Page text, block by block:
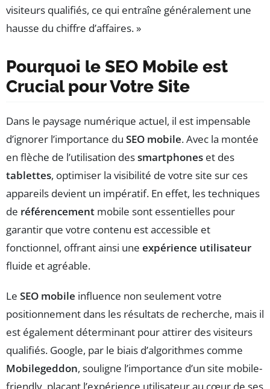
visiteurs qualifiés, ce qui entraîne généralement une
hausse du chiffre d’affaires. »
Pourquoi le SEO Mobile est
Crucial pour Votre Site
Dans le paysage numérique actuel, il est impensable
d’ignorer l’importance du SEO mobile. Avec la montée
en flèche de l’utilisation dessmartphones et des
tablettes, optimiser la visibilité de votre site sur ces
appareils devient un impératif. En effet, les techniques
de référencement mobile sont essentielles pour
garantir que votre contenu est accessible et
fonctionnel, offrant ainsi une expérience utilisateur
fluide et agréable.
Le SEO mobile influence non seulement votre
positionnement dans les résultats de recherche, mais il
est également déterminant pour attirer des visiteurs
qualifiés. Google, par le biais d’algorithmes comme
Mobilegeddon, souligne l’importance d’un site mobile-